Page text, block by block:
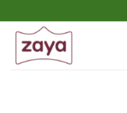
to
content